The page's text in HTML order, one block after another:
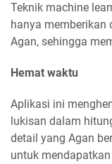
Teknik machine
hanya memberikan
Agan, sehingga
Hemat waktu
Aplikasi ini
lukisan dalam
detail yang Agan
untuk